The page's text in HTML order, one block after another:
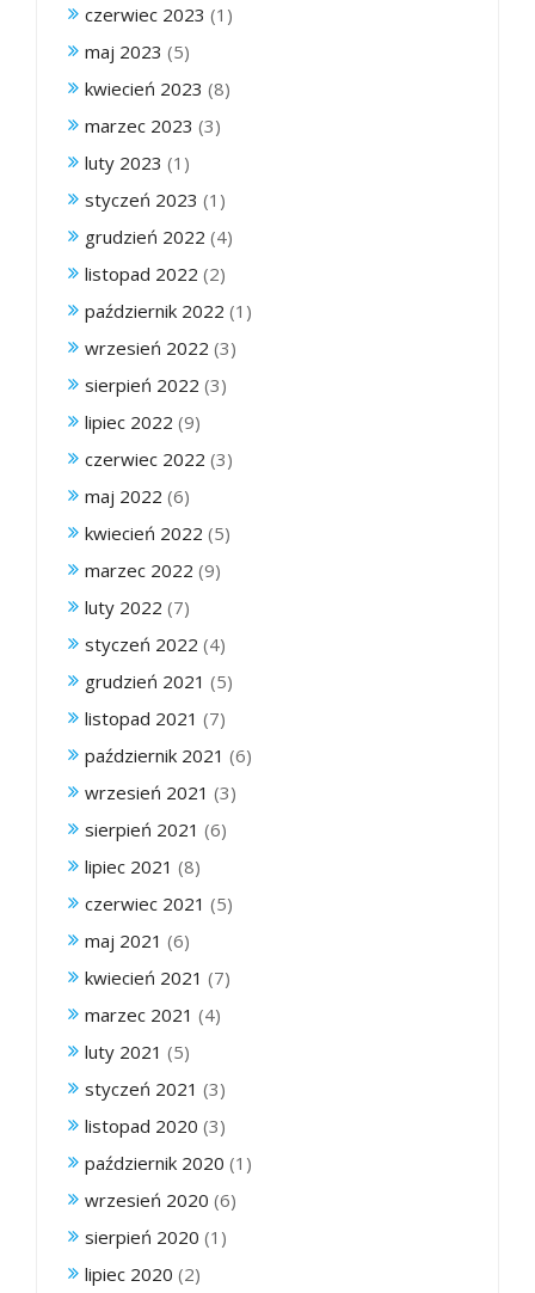
czerwiec 2023 (1)
maj 2023 (5)
kwiecień 2023 (8)
marzec 2023 (3)
luty 2023 (1)
styczeń 2023 (1)
grudzień 2022 (4)
listopad 2022 (2)
październik 2022 (1)
wrzesień 2022 (3)
sierpień 2022 (3)
lipiec 2022 (9)
czerwiec 2022 (3)
maj 2022 (6)
kwiecień 2022 (5)
marzec 2022 (9)
luty 2022 (7)
styczeń 2022 (4)
grudzień 2021 (5)
listopad 2021 (7)
październik 2021 (6)
wrzesień 2021 (3)
sierpień 2021 (6)
lipiec 2021 (8)
czerwiec 2021 (5)
maj 2021 (6)
kwiecień 2021 (7)
marzec 2021 (4)
luty 2021 (5)
styczeń 2021 (3)
listopad 2020 (3)
październik 2020 (1)
wrzesień 2020 (6)
sierpień 2020 (1)
lipiec 2020 (2)